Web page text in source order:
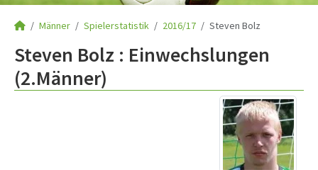
Männer Spielerstatistik 2016/17 Steven Bolz
Steven Bolz : Einwechslungen
(2.Männer)